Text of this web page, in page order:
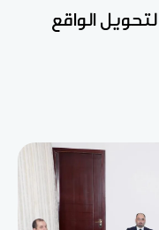
الواقع